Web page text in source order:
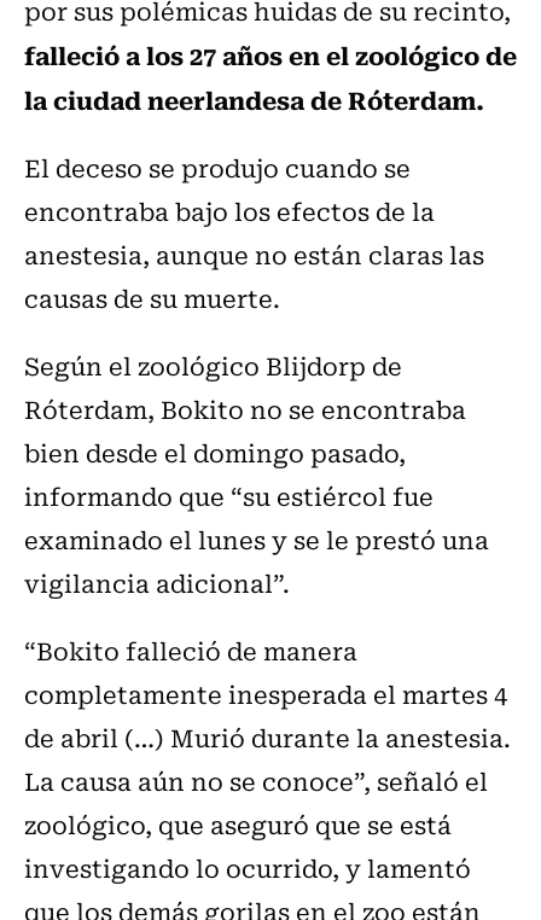
por sus polémicas huidas de su recinto,
falleció a los 27 años en el zoológico de
la ciudad neerlandesa de Róterdam.
El deceso se produjo cuando se
encontraba bajo los efectos de la
anestesia, aunque no están claras las
causas de su muerte.
Según el zoológico Blijdorp de
Róterdam, Bokito no se encontraba
bien desde el domingo pasado,
informando que “su estiércol fue
examinado el lunes y se le prestó una
vigilancia adicional”.
“Bokito falleció de manera
completamente inesperada el martes 4
de abril (…) Murió durante la anestesia.
La causa aún no se conoce”, señaló el
zoológico, que aseguró que se está
investigando lo ocurrido, y lamentó
que los demás gorilas en el zoo están